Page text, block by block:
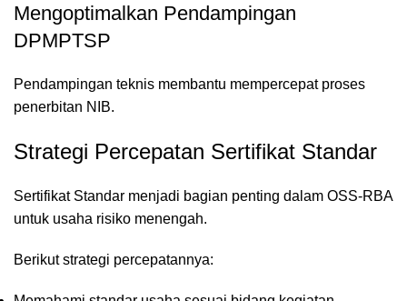
Mengoptimalkan Pendampingan
DPMPTSP
Pendampingan teknis membantu mempercepat proses
penerbitan NIB.
Strategi Percepatan Sertifikat Standar
Sertifikat Standar menjadi bagian penting dalam OSS-RBA
untuk usaha risiko menengah.
Berikut strategi percepatannya: